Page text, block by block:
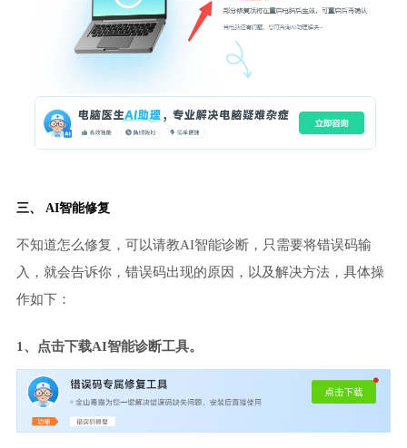
三、 AI智能修复
不知道怎么修复，可以请教AI智能诊断，只需要将错误码输
入，就会告诉你，错误码出现的原因，以及解决方法，具体操
作如下：
1、点击下载AI智能诊断工具。